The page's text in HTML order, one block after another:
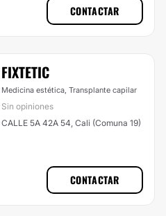
CONTACTAR
FIXTETIC
Medicina estética, Transplante capilar
Sin opiniones
CALLE 5A 42A 54, Cali (Comuna 19)
CONTACTAR